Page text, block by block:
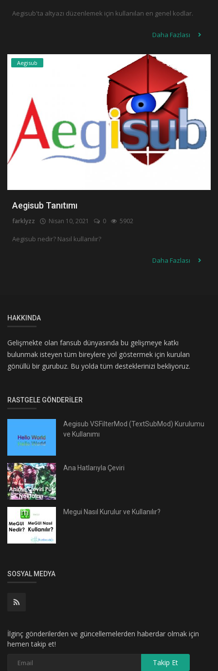
Aegisub'ta altyazı düzenlemek için kullanılan en genel kodlar.
Daha Fazlası
Aegisub
Aegisub Tanıtımı
farklyzz Nisan 10, 2021 0 5902
Aegisub nedir? Nasıl kullanılır?
Daha Fazlası
HAKKINDA
Gelişmekte olan fansub dünyasında bu gelişmeye katkı
bulunmak isteyen tüm bireylere yol göstermek için kurulan
gönüllü bir gurubuz. Bu yolda tüm desteklerinizi bekliyoruz.
RASTGELE GÖNDERILER
Aegisub VSFilterMod (TextSubMod) Kurulumu
ve Kullanımı
Ana Hatlarıyla Çeviri
Megui Nasıl Kurulur ve Kullanılır?
SOSYAL MEDYA
İlginç gönderilerden ve güncellemelerden haberdar olmak için
hemen takip et!
Takip Et